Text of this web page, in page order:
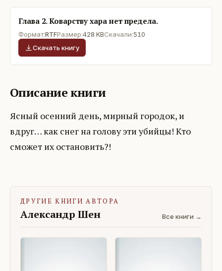
Глава 2. Коварству хара нет предела.
Формат:RTFРазмер:428 KBСкачали:510
Скачать книгу
Описание книги
Ясный осенний день, мирный городок, и
вдруг… как снег на голову эти убийцы! Кто
сможет их остановить?!
ДРУГИЕ КНИГИ АВТОРА
Александр Шен Все книги →